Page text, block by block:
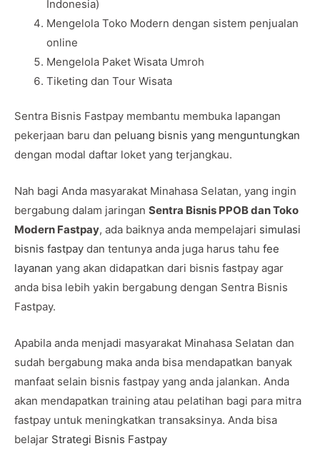
Indonesia)
Mengelola Toko Modern dengan sistem penjualan
online
Mengelola Paket Wisata Umroh
Tiketing dan Tour Wisata
Sentra Bisnis Fastpay membantu membuka lapangan
pekerjaan baru dan peluang bisnis yang menguntungkan
dengan modal daftar loket yang terjangkau.
Nah bagi Anda masyarakat Minahasa Selatan, yang ingin
bergabung dalam jaringan Sentra Bisnis PPOB dan Toko
Modern Fastpay, ada baiknya anda mempelajari simulasi
bisnis fastpay dan tentunya anda juga harus tahu fee
layanan yang akan didapatkan dari bisnis fastpay agar
anda bisa lebih yakin bergabung dengan Sentra Bisnis
Fastpay.
Apabila anda menjadi masyarakat Minahasa Selatan dan
sudah bergabung maka anda bisa mendapatkan banyak
manfaat selain bisnis fastpay yang anda jalankan. Anda
akan mendapatkan training atau pelatihan bagi para mitra
fastpay untuk meningkatkan transaksinya. Anda bisa
belajar Strategi Bisnis Fastpay